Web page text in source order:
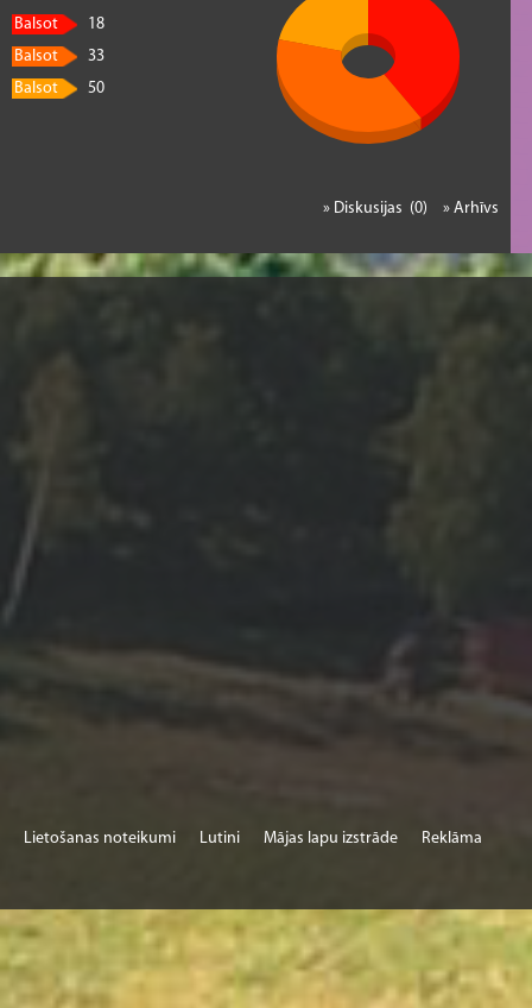
Balsot
18
Balsot
33
Balsot
50
» Arhīvs
» Diskusijas (0)
Lietošanas noteikumi Lutini Mājas lapu izstrāde Reklāma